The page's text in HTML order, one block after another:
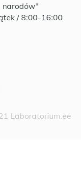
narodów"
/ 8:00-16:00
Laboratorium.ee